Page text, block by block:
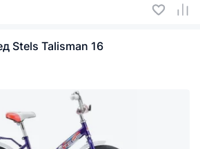
Stels Talisman 16